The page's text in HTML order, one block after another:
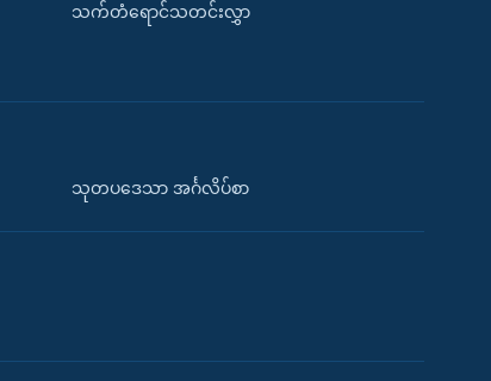
သက်တံရောင်သတင်းလွှာ
သုတပဒေသာ အင်္ဂလိပ်စာ